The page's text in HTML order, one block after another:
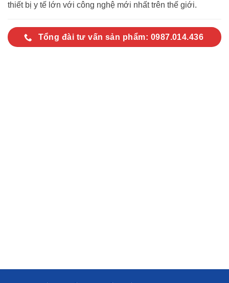
thiết bị y tế lớn với công nghệ mới nhất trên thế giới.
Tổng đài tư vấn sản phẩm: 0987.014.436